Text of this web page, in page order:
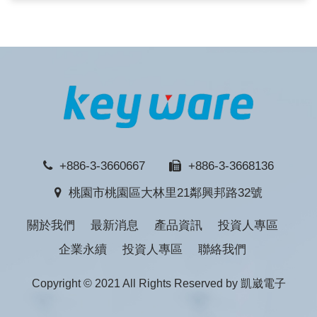
+886-3-3660667
+886-3-3668136
桃園市桃園區大林里21鄰興邦路32號
關於我們 最新消息 產品資訊
投資人專區
企業永續
投資人專區 聯絡我們
Copyright © 2021 All Rights Reserved by 凱崴電子